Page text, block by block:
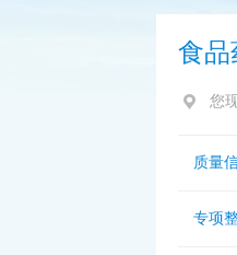
食品
您
质量
专项